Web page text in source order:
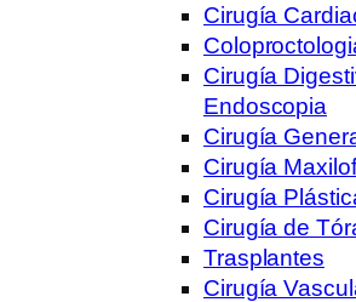
Cirugía
Cirugía
Endoscopia
Cirugía
Cirugía
Cirugía
Cirugía de
Trasplantes
Cirugía